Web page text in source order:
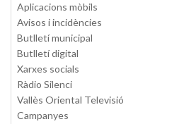
Aplicacions mòbils
Avisos i incidències
Butlletí municipal
Butlletí digital
Xarxes socials
Ràdio Silenci
Vallès Oriental Televisió
Campanyes